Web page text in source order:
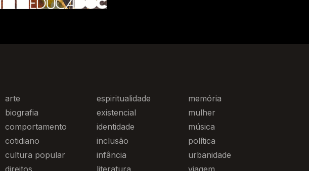
arte
biografia
comportamento
cotidiano
cultura popular
direitos
espiritualidade
existencial
identidade
inclusão
infância
literatura
memória
mulher
música
política
urbanidade
viagem